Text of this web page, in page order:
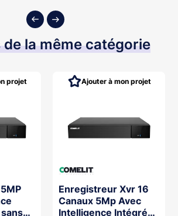
la même catégorie
projet
Enregistreur Xvr 16
Canaux 5Mp Avec
Intelligence Intégrée,
Ajouter à mon projet